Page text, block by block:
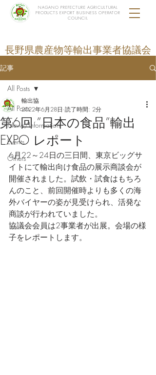
NAGANO PREFECTURE AGRICULTURAL
PRODUCTS EXPORT BUSINESS OPERATOR
COUNCIL
長野県農産物等輸出事業者協議会
記事
All Posts
News/Information
Events
Others
All Posts
第6回 ”日本の食品”輸出
EXPO レポート
輸出協
2022年6月28日 読了時間: 2分
6月22～24日の三日間、東京ビッグサ
イトにて輸出向け食品の展示商談会が
開催されました。試飲・試食はもちろ
んのこと、前回開催時よりも多くの海
外バイヤーの姿が見受けられ、活発な
商談が行われていました。
協議会会員は2事業者が出展。会場の様
子をレポートします。